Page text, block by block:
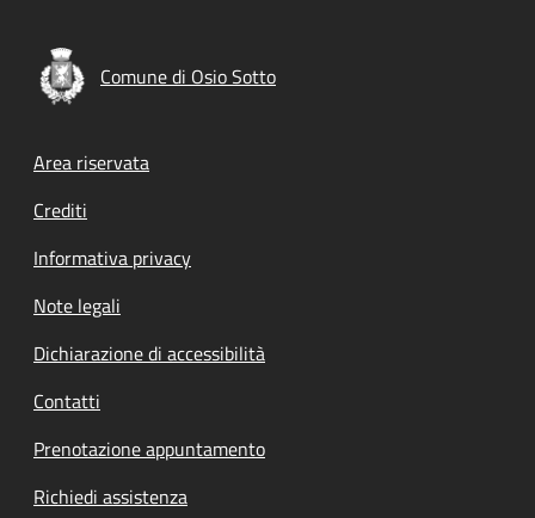
Comune di Osio Sotto
Footer menu
Area riservata
Crediti
Informativa privacy
Note legali
Dichiarazione di accessibilità
Contatti
Prenotazione appuntamento
Richiedi assistenza